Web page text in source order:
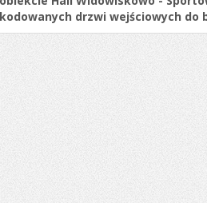
kodowanych drzwi wejściowych